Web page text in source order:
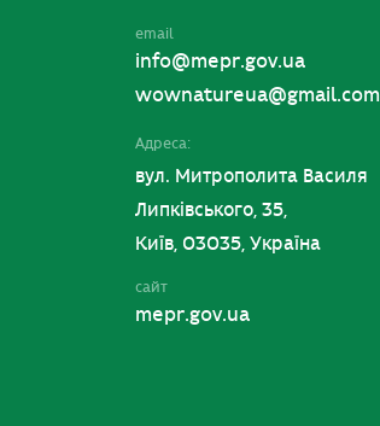
email
info@mepr.gov.ua
wownatureua@gmail.com
Адреса:
вул. Митрополита Василя
Липківського, 35,
Київ, 03035, Україна
сайт
mepr.gov.ua